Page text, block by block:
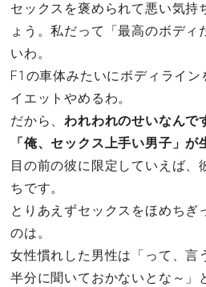
セックスを褒められて悪い気持
ょう。私だって「最高のボディ
いわ。
F1の車体みたいにボディライ
イエットやめるわ。
だから、われわれのせいなんで
「俺、セックス上手い男子」が
目の前の彼に限定していえば、
ちです。
とりあえずセックスをほめちぎ
のは。
女性慣れした男性は「って、言
半分に聞いておかないとな～」